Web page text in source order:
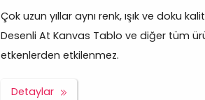
Çok uzun yıllar aynı renk, ışık ve doku
Desenli At Kanvas Tablo ve diğer tüm
etkenlerden etkilenmez.
Detaylar